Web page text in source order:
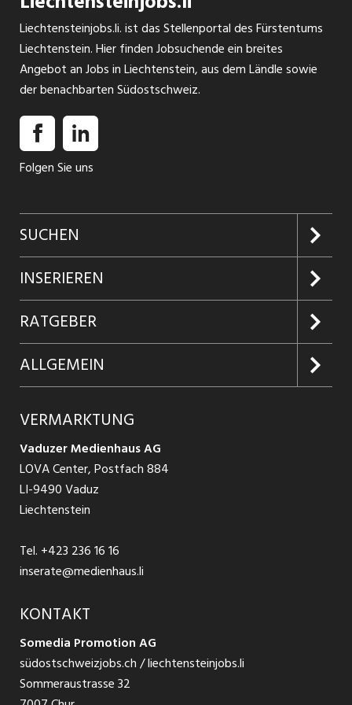
nach Vereinbarung Interessiert? Dann freuen wir uns auf
Ihre schriftliche Bewerbung. ROMAN NEGELE AG Heizung /
Lüftung / Sanitär Messinastrasse 11 FL-9495 Triesen e-mail:
info@rnag.li
Liechtensteinjobs.li. ist das Stellenportal des Fürstentums
Liechtenstein. Hier finden Jobsuchende ein breites
Angebot an Jobs in Liechtenstein, aus dem Ländle sowie
der benachbarten Südostschweiz.
Folgen Sie uns
SUCHEN
Jobs suchen
Jobabo
Firmen entdecken
Jobs in Graubünden
Jobs in St. Gallen
Jobs in Glarus
Jobs in der Südostschweiz
Temporär Jobs
Teilzeit Jobs
Praktikum
INSERIEREN
Kundenlogin
Inserieren
Produkte
Schnittstelle
RATGEBER
Glossar
Ratgeber Bewerbung / Rekrutierung
ALLGEMEIN
AGB
Datenschutzbestimmungen
Nutzungsbedingungen
Impressum
VERMARKTUNG
Vaduzer Medienhaus AG
LOVA Center, Postfach 884
LI-9490 Vaduz
Liechtenstein
Tel. +423 236 16 16
inserate@medienhaus.li
KONTAKT
Somedia Promotion AG
südostschweizjobs.ch / liechtensteinjobs.li
Sommeraustrasse 32